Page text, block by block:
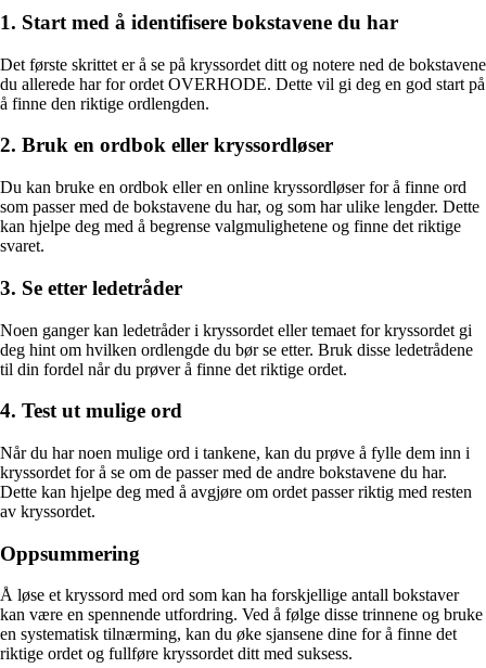
1. Start med å identifisere bokstavene du har
Det første skrittet er å se på kryssordet ditt og notere ned de bokstavene
du allerede har for ordet OVERHODE. Dette vil gi deg en god start på
å finne den riktige ordlengden.
2. Bruk en ordbok eller kryssordløser
Du kan bruke en ordbok eller en online kryssordløser for å finne ord
som passer med de bokstavene du har, og som har ulike lengder. Dette
kan hjelpe deg med å begrense valgmulighetene og finne det riktige
svaret.
3. Se etter ledetråder
Noen ganger kan ledetråder i kryssordet eller temaet for kryssordet gi
deg hint om hvilken ordlengde du bør se etter. Bruk disse ledetrådene
til din fordel når du prøver å finne det riktige ordet.
4. Test ut mulige ord
Når du har noen mulige ord i tankene, kan du prøve å fylle dem inn i
kryssordet for å se om de passer med de andre bokstavene du har.
Dette kan hjelpe deg med å avgjøre om ordet passer riktig med resten
av kryssordet.
Oppsummering
Å løse et kryssord med ord som kan ha forskjellige antall bokstaver
kan være en spennende utfordring. Ved å følge disse trinnene og bruke
en systematisk tilnærming, kan du øke sjansene dine for å finne det
riktige ordet og fullføre kryssordet ditt med suksess.